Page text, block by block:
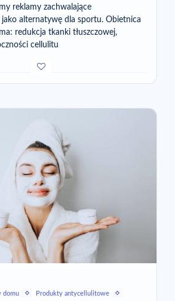
reklamy zachwalające
alternatywę dla sportu. Obietnica
redukcja tkanki tłuszczowej,
cellulitu
domu
Produkty antycellulitowe